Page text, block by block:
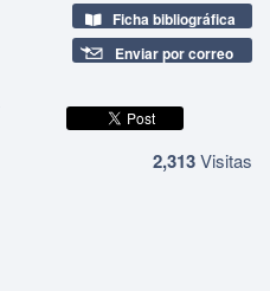
Ficha bibliográfica
Enviar por correo
2,313Visitas